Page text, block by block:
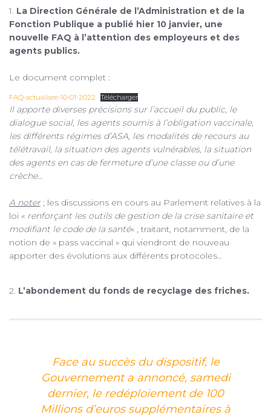
1. La Direction Générale de l’Administration et de la
Fonction Publique a publié hier 10 janvier, une
nouvelle FAQ à l’attention des employeurs et des
agents publics.
Le document complet :
FAQ-actualisee-10-01-2022 Télécharger
Il apporte diverses précisions sur l’accueil du public, le
dialogue social, les agents soumis à l’obligation vaccinale,
les différents régimes d’ASA, les modalités de recours au
télétravail, la situation des agents vulnérables, la situation
des agents en cas de fermeture d’une classe ou d’une
crèche…
A noter; les discussions en cours au Parlement relatives à la
loi « renforçant les outils de gestion de la crise sanitaire et
modifiant le code de la santé« , traitant, notamment, de la
notion de « pass vaccinal » qui viendront de nouveau
apporter des évolutions aux différents protocoles…
2. L’abondement du fonds de recyclage des friches.
Face au succès du dispositif, le
Gouvernement a annoncé, samedi
dernier, le redéploiement de 100
Millions d’euros supplémentaires à